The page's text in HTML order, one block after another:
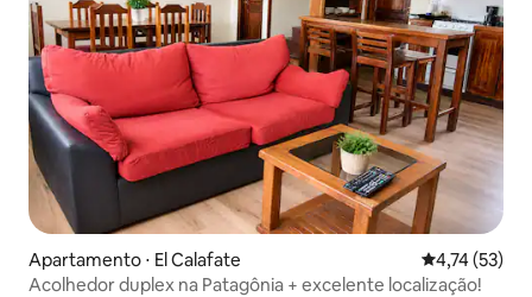
Apartamento ⋅ El Calafate 4,74 de uma
4,74 (53)
Acolhedor duplex na Patagônia + excelente localização!